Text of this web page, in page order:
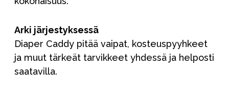
Arki järjestyksessä
Diaper Caddy pitää vaipat, kosteuspyyhkeet
ja muut tärkeät tarvikkeet yhdessä ja helposti
saatavilla.